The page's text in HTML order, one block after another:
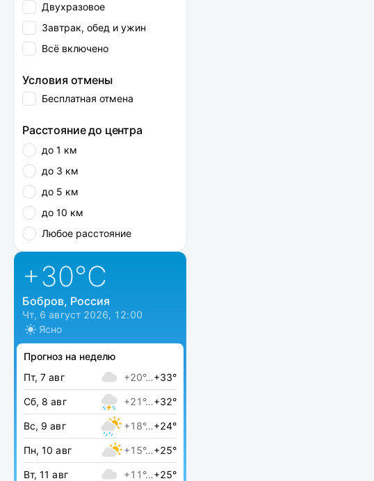
Двухразовое
Завтрак, обед и ужин
Всё включено
Условия отмены
Бесплатная отмена
Расстояние до центра
до 1 км
до 3 км
до 5 км
до 10 км
Любое расстояние
+30°C
Бобров, Россия
Чт, 6 август 2026, 12:00
Ясно
Прогноз на неделю
Пт, 7 авг
+20°…+33°
Сб, 8 авг +21°…+32°
Вс, 9 авг +18°…+24°
Пн, 10 авг +15°…+25°
Вт, 11 авг +11°…+25°